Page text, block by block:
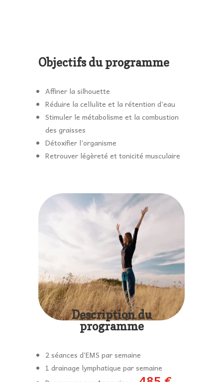
Objectifs du programme
Affiner la silhouette
Réduire la cellulite et la rétention d’eau
Stimuler le métabolisme et la combustion
des graisses
Détoxifier l’organisme
Retrouver légèreté et tonicité musculaire
Description du
programme
2 séances d’EMS par semaine
1 drainage lymphatique par semaine